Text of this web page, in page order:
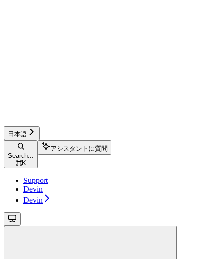
日本語
Search...
⌘K
アシスタントに質問
Support
Devin
Devin